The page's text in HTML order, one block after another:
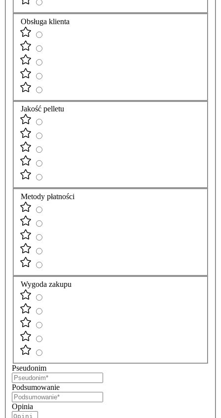
Obsługa klienta
Jakość pelletu
Metody płatności
Wygoda zakupu
Pseudonim
Podsumowanie
Opinia